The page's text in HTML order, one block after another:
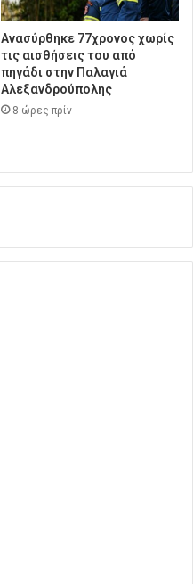
Ανασύρθηκε 77χρονος χωρίς
τις αισθήσεις του από
πηγάδι στην Παλαγιά
Αλεξανδρούπολης
8 ώρες πρίν